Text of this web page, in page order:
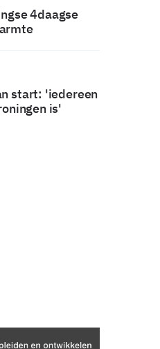
4daagse
start: 'iedereen
is'